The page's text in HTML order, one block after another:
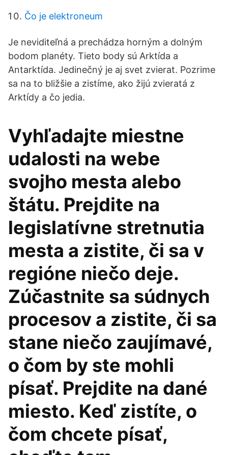
Čo je elektroneum
Je neviditeľná a prechádza horným a dolným
bodom planéty. Tieto body sú Arktída a
Antarktída. Jedinečný je aj svet zvierat. Pozrime
sa na to bližšie a zistíme, ako žijú zvieratá z
Arktídy a čo jedia.
Vyhľadajte miestne
udalosti na webe
svojho mesta alebo
štátu. Prejdite na
legislatívne stretnutia
mesta a zistite, či sa v
regióne niečo deje.
Zúčastnite sa súdnych
procesov a zistite, či sa
stane niečo zaujímavé,
o čom by ste mohli
písať. Prejdite na dané
miesto. Keď zistíte, o
čom chcete písať,